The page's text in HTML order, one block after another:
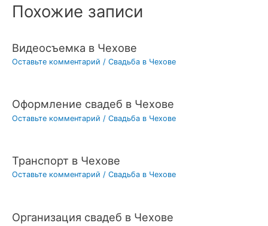
Похожие записи
Видеосъемка в Чехове
Оставьте комментарий / Свадьба в Чехове
Оформление свадеб в Чехове
Оставьте комментарий / Свадьба в Чехове
Транспорт в Чехове
Оставьте комментарий / Свадьба в Чехове
Организация свадеб в Чехове